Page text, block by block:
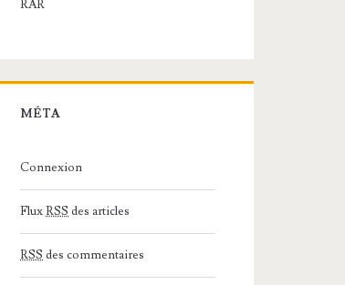
RAR
MÉTA
Connexion
FluxRSS des articles
RSS des commentaires